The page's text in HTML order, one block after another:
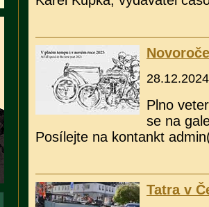
Plno
se na
Posílejte na kontankt
Tatra v